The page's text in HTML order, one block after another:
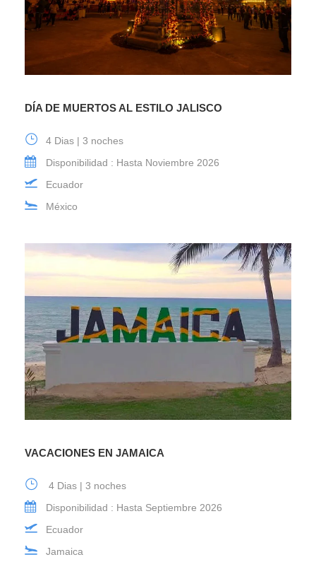
DÍA DE MUERTOS AL ESTILO JALISCO
4 Dias | 3 noches
Disponibilidad : Hasta Noviembre 2026
Ecuador
México
VACACIONES EN JAMAICA
4 Dias | 3 noches
Disponibilidad : Hasta Septiembre 2026
Ecuador
Jamaica